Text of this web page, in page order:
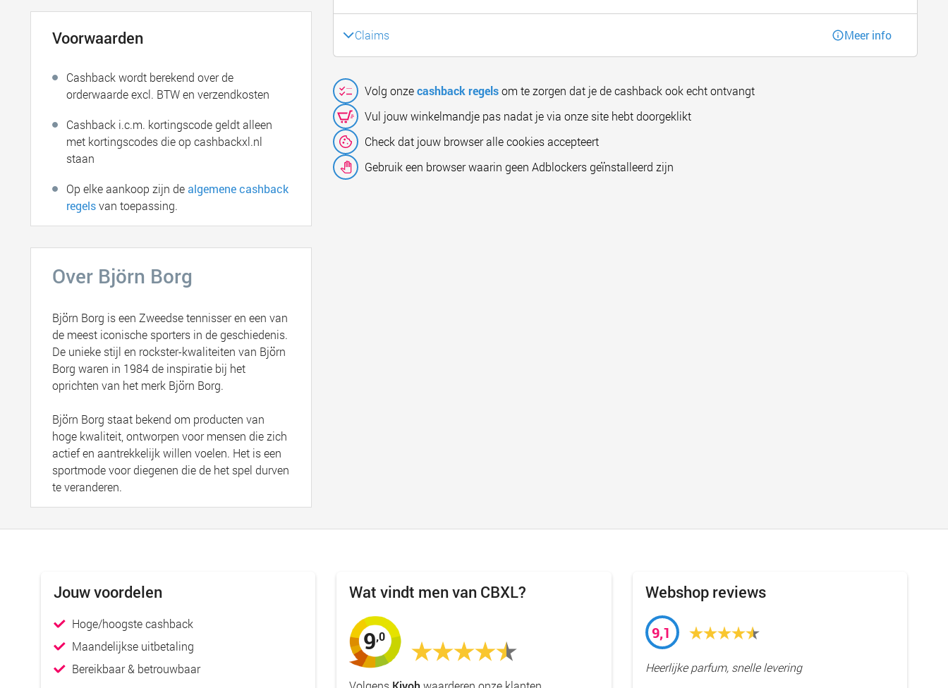
Claims Meer info
Volg onzecashback regelsom te zorgen dat je de cashback ook echt ontvangt
Vul jouw winkelmandje pas nadat je via onze site hebt doorgeklikt
Check dat jouw browser alle cookies accepteert
Gebruik een browser waarin geen Adblockers geïnstalleerd zijn
Voorwaarden
Cashback wordt berekend over de
orderwaarde excl. BTW en verzendkosten
Cashback i.c.m. kortingscode geldt alleen
met kortingscodes die op cashbackxl.nl
staan
Op elke aankoop zijn dealgemene cashback
regelsvan toepassing.
Over Björn Borg
Björn Borg is een Zweedse tennisser en een van
de meest iconische sporters in de geschiedenis.
De unieke stijl en rockster-kwaliteiten van Björn
Borg waren in 1984 de inspiratie bij het
oprichten van het merk Björn Borg.
Björn Borg staat bekend om producten van
hoge kwaliteit, ontworpen voor mensen die zich
actief en aantrekkelijk willen voelen. Het is een
sportmode voor diegenen die de het spel durven
te veranderen.
Jouw voordelen
Hoge/hoogste cashback
Maandelijkse uitbetaling
Bereikbaar & betrouwbaar
Wat vindt men van CBXL?
9,0
Webshop reviews
9,1
Heerlijke parfum, snelle levering